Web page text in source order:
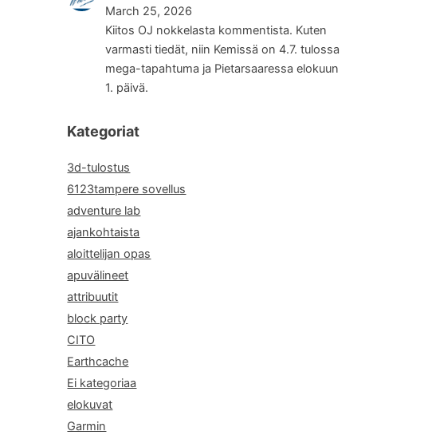
March 25, 2026
Kiitos OJ nokkelasta kommentista. Kuten
varmasti tiedät, niin Kemissä on 4.7. tulossa
mega-tapahtuma ja Pietarsaaressa elokuun
1. päivä.
Kategoriat
3d-tulostus
6123tampere sovellus
adventure lab
ajankohtaista
aloittelijan opas
apuvälineet
attribuutit
block party
CITO
Earthcache
Ei kategoriaa
elokuvat
Garmin